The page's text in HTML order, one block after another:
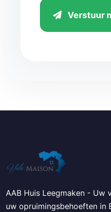
Verstuur
AAB Huis Leegmaken -
uw opruimingsbehoeften in